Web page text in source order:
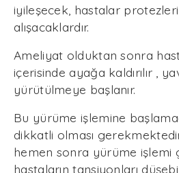
iyileşecek, hastalar
alışacaklardır.
Ameliyat olduktan sonra
içerisinde ayağa kaldırılır ,
yürütülmeye başlanır.
Bu yürüme işlemine
dikkatli olması
hemen sonra yürüme işlemi
hastaların tansiyonları